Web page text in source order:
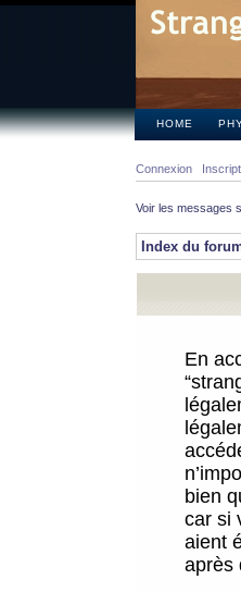
HOME
Connexion
Voir les messages
Index du
En
bien
car si
aient
après